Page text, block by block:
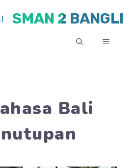
SMAN 2 BANGLI
MENU
Bali